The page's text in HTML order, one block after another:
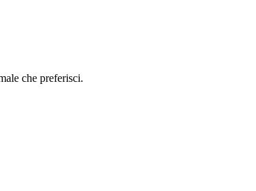
che preferisci.